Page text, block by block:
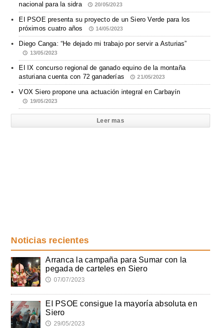
nacional para la sidra
20/05/2023
El PSOE presenta su proyecto de un Siero Verde para los
próximos cuatro años
14/05/2023
Diego Canga: “He dejado mi trabajo por servir a Asturias”
13/05/2023
El IX concurso regional de ganado equino de la montaña
asturiana cuenta con 72 ganaderías
21/05/2023
VOX Siero propone una actuación integral en Carbayín
19/05/2023
Leer mas
Noticias recientes
Arranca la campaña para Sumar con la
pegada de carteles en Siero
🕔 07/07/2023
El PSOE consigue la mayoría absoluta en
Siero
🕔 29/05/2023